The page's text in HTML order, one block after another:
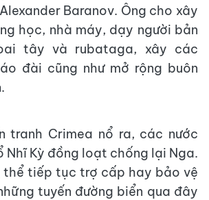
Baranov. Ông cho xây
học, nhà máy, dạy người bản
tây và rubataga, xây các
đài cũng như mở rộng buôn
tranh Crimea nổ ra, các nước
Nhĩ Kỳ đồng loạt chống lại Nga.
thể tiếp tục trợ cấp hay bảo vệ
tuyến đường biển qua đây